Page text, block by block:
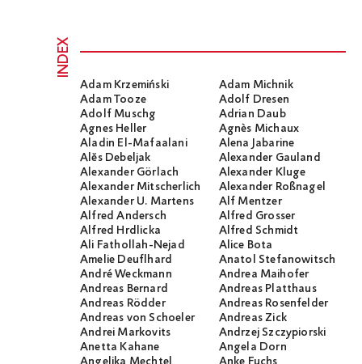
INDEX
Adam Krzemiński
Adam Michnik
Adam Tooze
Adolf Dresen
Adolf Muschg
Adrian Daub
Agnes Heller
Agnès Michaux
Aladin El-Mafaalani
Alena Jabarine
Alĕs Debeljak
Alexander Gauland
Alexander Görlach
Alexander Kluge
Alexander Mitscherlich
Alexander Roßnagel
Alexander U. Martens
Alf Mentzer
Alfred Andersch
Alfred Grosser
Alfred Hrdlicka
Alfred Schmidt
Ali Fathollah-Nejad
Alice Bota
Amelie Deuflhard
Anatol Stefanowitsch
André Weckmann
Andrea Maihofer
Andreas Bernard
Andreas Platthaus
Andreas Rödder
Andreas Rosenfelder
Andreas von Schoeler
Andreas Zick
Andrei Markovits
Andrzej Szczypiorski
Anetta Kahane
Angela Dorn